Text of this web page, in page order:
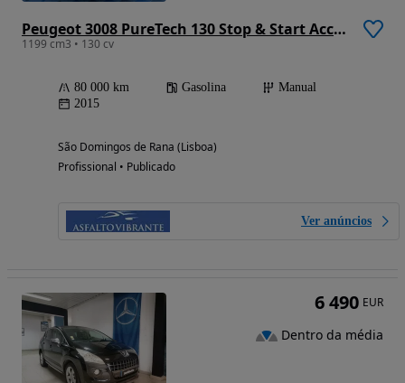
Peugeot 3008 PureTech 130 Stop & Start Access
1199 cm3 • 130 cv
80 000 km Gasolina
Manual
2015
São Domingos de Rana (Lisboa)
Profissional • Publicado
Ver anúncios
6 490 EUR
Dentro da média